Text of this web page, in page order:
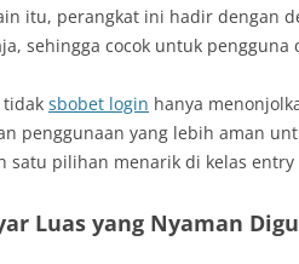
itu, perangkat ini hadir dengan
sehingga cocok untuk
tidak sbobet login hanya
penggunaan yang lebih aman
satu pilihan menarik di kelas entry
Luas yang Nyaman